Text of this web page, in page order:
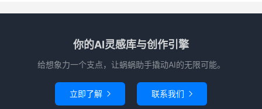
你的AI灵感库与创作引擎
给想象力一个支点，让蜗蜗助手撬动AI的无限可能。
立即了解  联系我们 